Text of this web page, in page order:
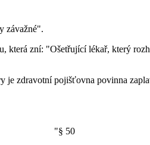
závažné".
zní: "Ošetřující lékař, který
zdravotní pojišťovna povinna
"§ 50